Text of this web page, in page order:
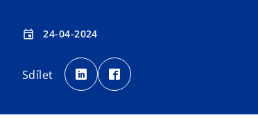
event 24-04-2024
Sdílet p
e
n
p
e